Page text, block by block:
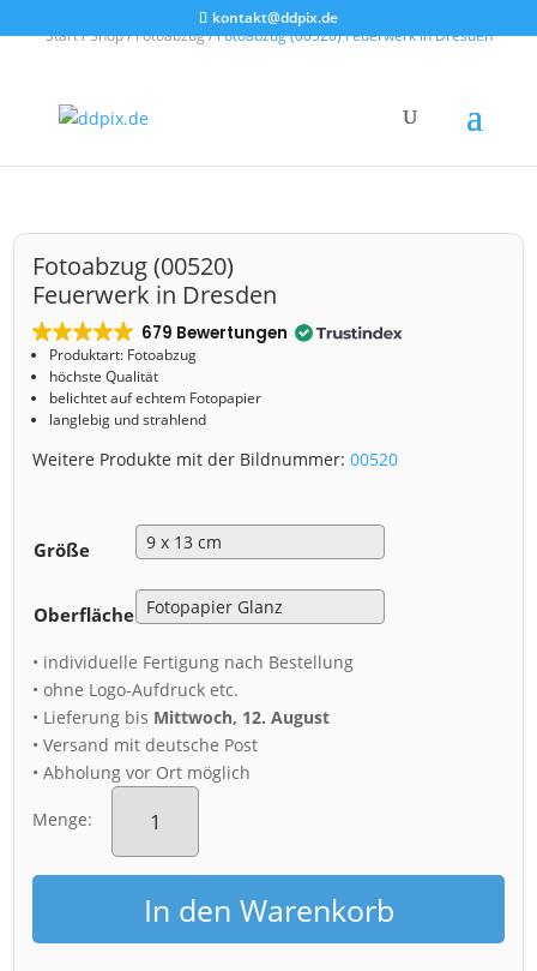
kontakt@ddpix.de
Start/Shop/Fotoabzug/ Fotoabzug (00520) Feuerwerk in Dresden
Fotoabzug (00520)
Feuerwerk in Dresden
679 Bewertungen
Produktart: Fotoabzug
höchste Qualität
belichtet auf echtem Fotopapier
langlebig und strahlend
Weitere Produkte mit der Bildnummer:00520
Größe
Oberfläche
• individuelle Fertigung nach Bestellung
• ohne Logo-Aufdruck etc.
• Lieferung bis Mittwoch, 12. August
• Versand mit deutsche Post
• Abholung vor Ort möglich
Menge:
Fotoabzug
(00520)
in
Dresden
MengeIn den Warenkorb